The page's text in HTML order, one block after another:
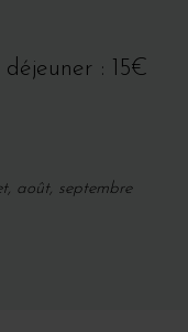
déjeuner : 15€
août, septembre